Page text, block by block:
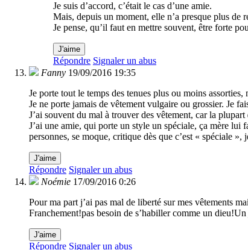
Je suis d’accord, c’était le cas d’une amie.
Mais, depuis un moment, elle n’a presque plus de
Je pense, qu’il faut en mettre souvent, être forte
J'aime
Répondre Signaler un abus
Fanny 19/09/2016 19:35
Je porte tout le temps des tenues plus ou moins assorties,
Je ne porte jamais de vêtement vulgaire ou grossier. Je
J’ai souvent du mal à trouver des vêtement, car la
J’ai une amie, qui porte un style un spéciale, ça mère
personnes, se moque, critique dès que c’est « spéciale
J'aime
Répondre Signaler un abus
Noémie 17/09/2016 0:26
Pour ma part j’ai pas mal de liberté sur mes vêtements
Franchement!pas besoin de s’habiller comme un
J'aime
Répondre Signaler un abus